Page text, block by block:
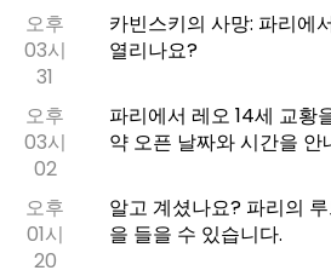
오후
03시
31
카빈스키의 사망: 파리에
열리나요?
오후
03시
02
파리에서 레오 14세 교황
약 오픈 날짜와 시간을 안
오후
01시
20
알고 계셨나요? 파리의
을 들을 수 있습니다.